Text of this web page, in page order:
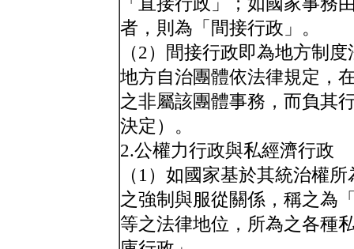
者，則為「間接行政」。
（2）間接行政即為地方制
地方自治團體依法律規定，
之非屬該團體事務，而負其
決定）。
2.公權力行政與私經濟行政
（1）如國家基於其統治權
之強制與服從關係，稱之為
等之法律地位，所為之各種